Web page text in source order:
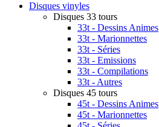
Disques vinyles
Disques 33 tours
33t - Dessins Animes
33t - Marionnettes
33t - Séries
33t - Emissions
33t - Compilations
33t - Autres
Disques 45 tours
45t - Dessins Animes
45t - Marionnettes